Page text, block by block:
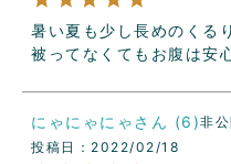
暑い夏も少し長めのくる
被ってなくてもお腹は安
にゃにゃにゃ 6 非公
投稿日
2022/02/18